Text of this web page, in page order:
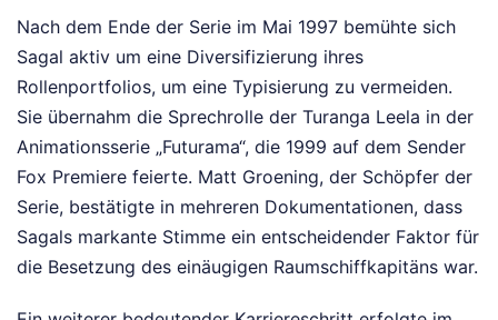
Nach dem Ende der Serie im Mai 1997 bemühte sich
Sagal aktiv um eine Diversifizierung ihres
Rollenportfolios, um eine Typisierung zu vermeiden.
Sie übernahm die Sprechrolle der Turanga Leela in der
Animationsserie „Futurama“, die 1999 auf dem Sender
Fox Premiere feierte. Matt Groening, der Schöpfer der
Serie, bestätigte in mehreren Dokumentationen, dass
Sagals markante Stimme ein entscheidender Faktor für
die Besetzung des einäugigen Raumschiffkapitäns war.